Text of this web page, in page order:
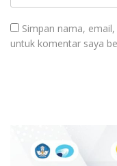
Simpan nama,
untuk komentar saya